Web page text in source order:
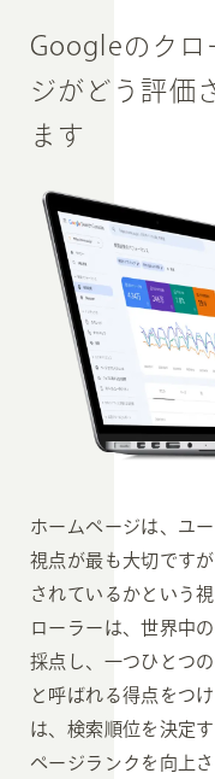
Googleのクロ
ジが どう評価
ます
ホームページは、ユ
視点が最も大切です
されているかという
ローラーは、世界中
採点し、一つひとつ
と呼ばれる得点をつ
は、検索順位を決定
ページランクを向上